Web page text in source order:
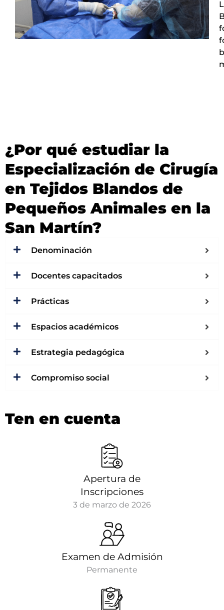
¿Por qué estudiar la
Especialización de Cirugía
en Tejidos Blandos de
Pequeños Animales en la
San Martín?
Denominación
Docentes capacitados
Prácticas
Espacios académicos
Estrategia pedagógica
Compromiso social
Ten en cuenta
Apertura de
Inscripciones
3 de marzo de 2026
Examen de Admisión
Permanente